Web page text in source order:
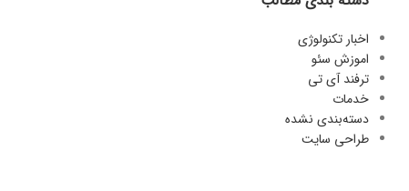
اخبار تکنولوژی
اموزش سئو
ترفند آی تی
خدمات
دسته‌بندی نشده
طراحی سایت